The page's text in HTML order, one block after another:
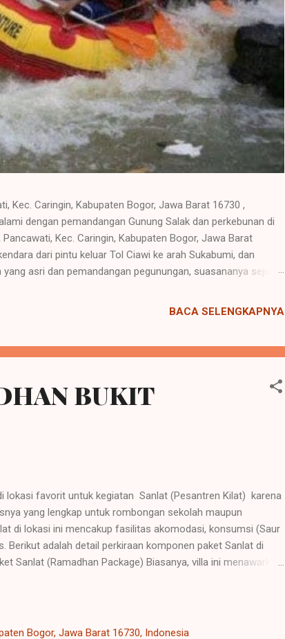
Caringin, Kabupaten Bogor, Jawa Barat 16730 ,
dengan pemandangan Gunung Salak dan perkebunan di
Kec. Caringin, Kabupaten Bogor, Jawa Barat
dari pintu keluar Tol Ciawi ke arah Sukabumi, dan
asri dan pemandangan pegunungan, suasananya sejuk
. Kolam renang (dewasa dan anak-anak) Restoran
auditorium dengan berbagai kapasitas Lapangan futsal
BACA SELENGKAPNYA
BUKIT
lokasi favorit untuk kegiatan Sanlat (Pesantren Kilat) karena
yang lengkap untuk rombongan sekolah maupun
di lokasi ini mencakup fasilitas akomodasi, konsumsi (Saur
Berikut adalah detail perkiraan komponen paket Sanlat di
Sanlat (Ramadhan Package) Biasanya, villa ini menawarkan
aula atau meeting room lengkap dengan sound system
Bogor, Jawa Barat 16730, Indonesia